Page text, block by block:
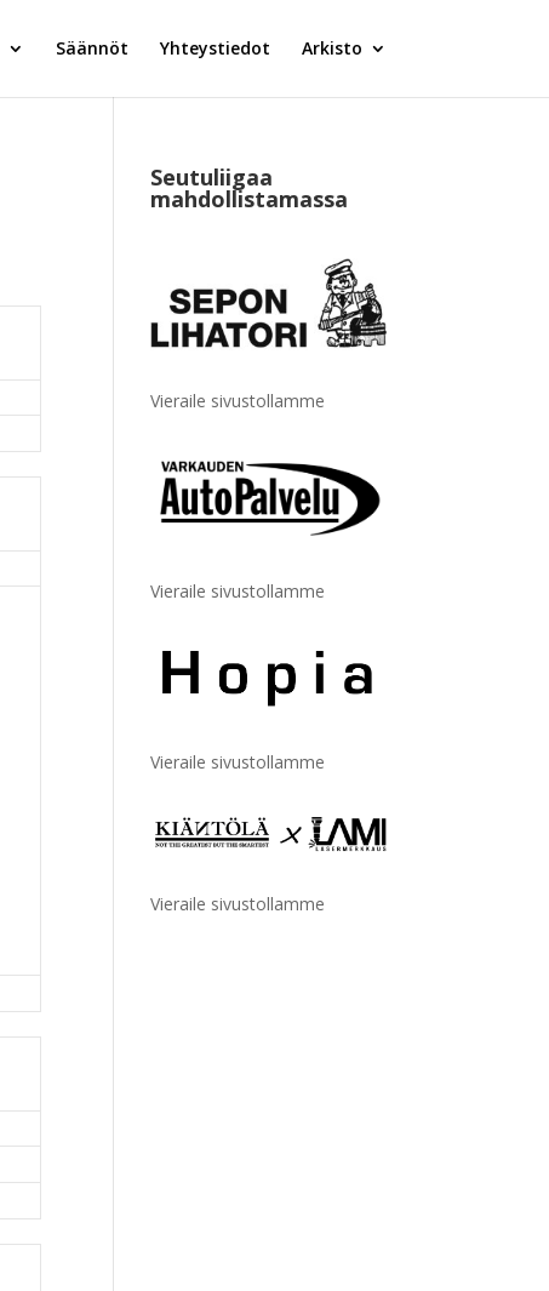
Säännöt Yhteystiedot Arkisto
Seutuliigaa
mahdollistamassa
Vieraile sivustollamme
Vieraile sivustollamme
Vieraile sivustollamme
Vieraile sivustollamme